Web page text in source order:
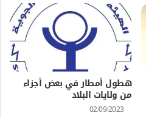
هطول أمطار في بعض أجزاء
من ولايات البلاد
02/09/2023